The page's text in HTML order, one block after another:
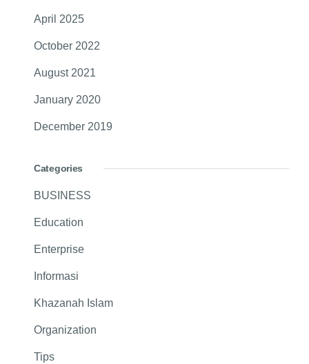
April 2025
October 2022
August 2021
January 2020
December 2019
Categories
BUSINESS
Education
Enterprise
Informasi
Khazanah Islam
Organization
Tips